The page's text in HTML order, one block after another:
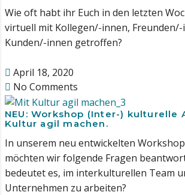
Wie oft habt ihr Euch in den letzten
virtuell mit Kollegen/-innen,
Kunden/-innen getroffen?
April 18, 2020
No Comments
NEU: Workshop (Inter-) kulturelle
Kultur agil machen.
In unserem neu entwickelten
möchten wir folgende Fragen
bedeutet es, im interkulturellen Team
Unternehmen zu arbeiten?